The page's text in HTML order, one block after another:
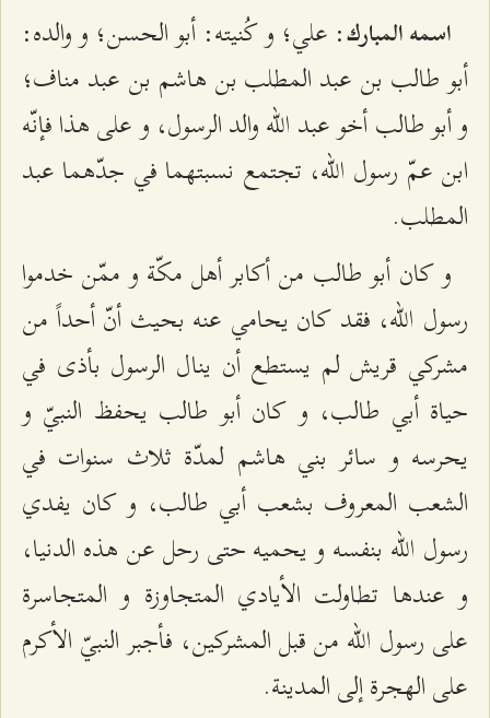
اسمه المبارك: علي؛ و كُنيته: أبو الحسن؛ و والده:
أبو طالب بن عبد المطلب بن هاشم بن عبد مناف؛
و أبو طالب أخو عبد الله والد الرسول، و على هذا فإنّه
ابن عمّ رسول الله، تجتمع نسبتهما في جدّهما عبد
المطلب.
و كان أبو طالب من أكابر أهل مكّة و ممّن خدموا
رسول الله، فقد كان يحامي عنه بحيث أنّ أحداً من
مشركي قريش لم يستطع أن ينال الرسول بأذى في
حياة أبي طالب، و كان أبو طالب يحفظ النبيّ و
يحرسه و سائر بني هاشم لمدّة ثلاث سنوات في
الشعب المعروف بشعب أبي‌ طالب، و كان يفدي
رسول الله بنفسه و يحميه حتى رحل عن هذه الدنيا،
و عندها تطاولت الأيادي المتجاوزة و المتجاسرة
على رسول الله من قبل المشركين، فأجبر النبيّ الأكرم
على الهجرة إلى المدينة.